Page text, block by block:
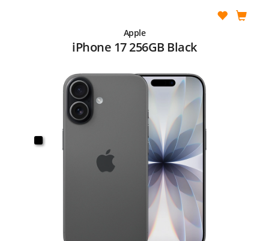
Apple
iPhone 17 256GB Black